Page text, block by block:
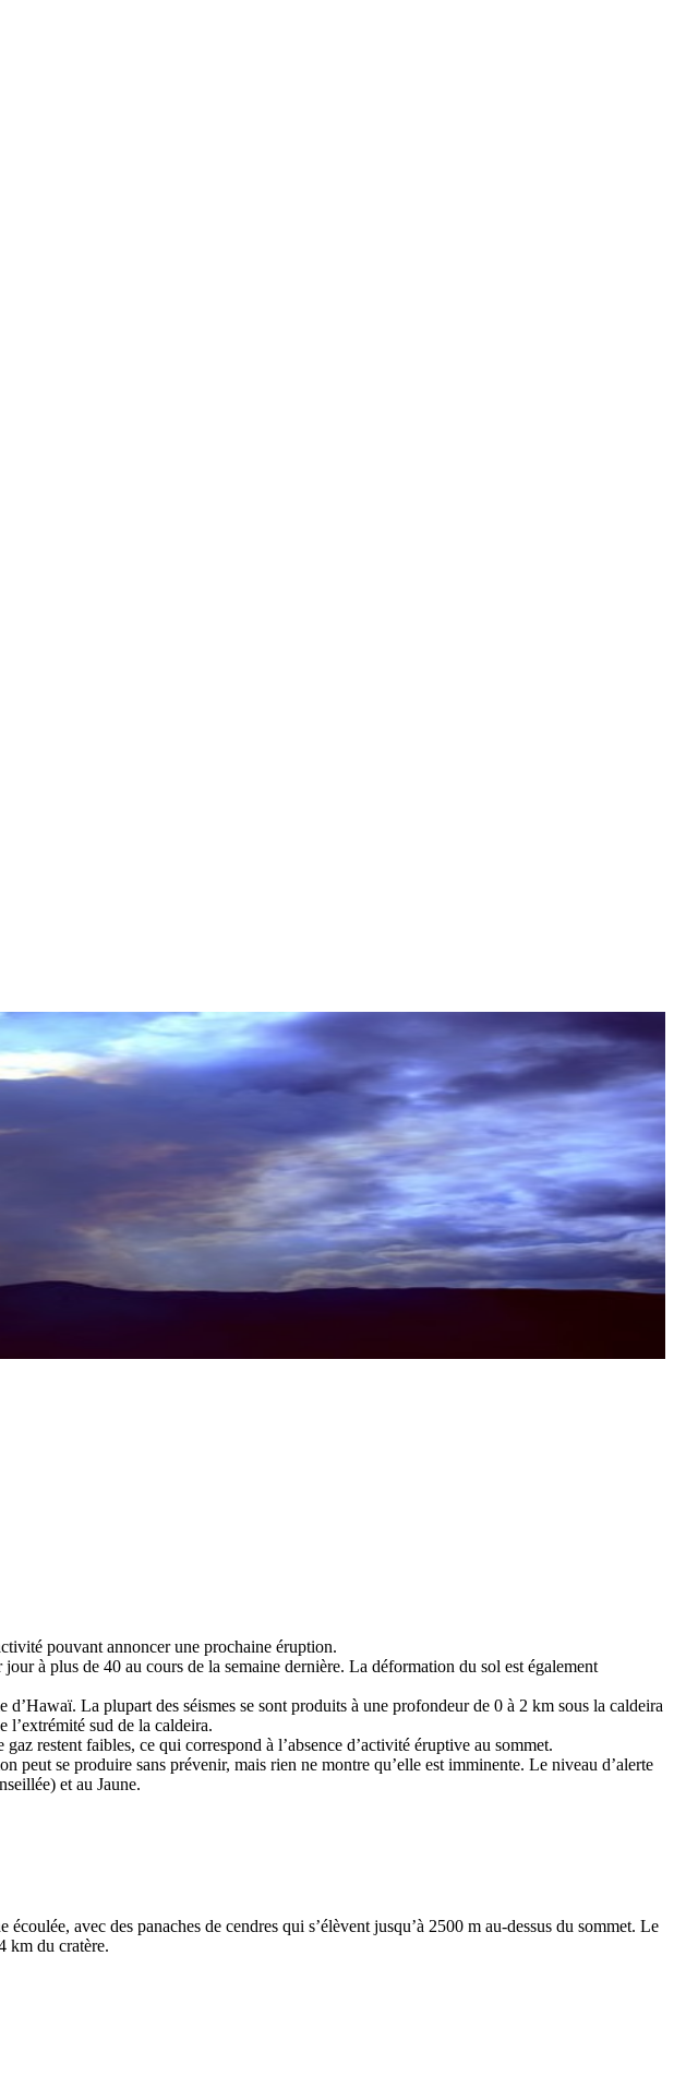
pouvant annoncer une prochaine éruption.
à plus de 40 au cours de la semaine dernière. La déformation du sol est également
La plupart des séismes se sont produits à une profondeur de 0 à 2 km sous la caldeira
l’extrémité sud de la caldeira.
restent faibles, ce qui correspond à l’absence d’activité éruptive au sommet.
peut se produire sans prévenir, mais rien ne montre qu’elle est imminente. Le niveau d’alerte
et au Jaune.
avec des panaches de cendres qui s’élèvent jusqu’à 2500 m au-dessus du sommet. Le
km du cratère.